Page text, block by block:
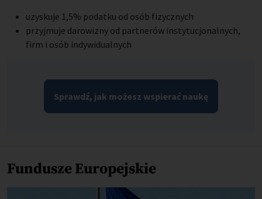
uzyskuje 1,5% podatku od osób fizycznych
przyjmuje darowizny od partnerów instytucjonalnych,
firm i osób indywidualnych
Sprawdź, jak możesz wspierać naukę
Fundusze Europejskie